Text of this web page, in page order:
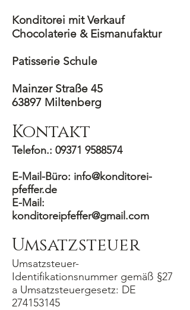
Konditorei mit Verkauf
Chocolaterie & Eismanufaktur
Patisserie Schule
Mainzer Straße 45
63897 Miltenberg
Kontakt
Telefon.: 09371 9588574
E-Mail-Büro: info@konditorei-
pfeffer.de
E-Mail:
konditoreipfeffer@gmail.com
Umsatzsteuer
Umsatzsteuer-
Identifikationsnummer gemäß §27
a Umsatzsteuergesetz: DE
274153145